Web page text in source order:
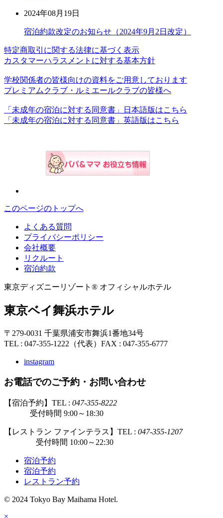
2024年08月19日
宿泊約款改定のお知らせ（2024年9月2日改定）
特定商取引に関する法律に基づく表示
カスタマーハラスメントに対する基本方針
学校関係者の皆様向けの資料をご用意しております
プレミアムクラブ・ルミエールクラブの皆様へ
「未成年の宿泊に対する同意書」日本語版はこちら
「未成年の宿泊に対する同意書」英語版はこちら
このページのトップへ
よくある質問
プライバシーポリシー
会社概要
リクルート
宿泊約款
東京ディズニーリゾート® オフィシャルホテル
東京ベイ舞浜ホテル
〒279-0031 千葉県浦安市舞浜1番地34号
TEL : 047-355-1222（代表） FAX : 047-355-6777
instagram
お電話でのご予約・お問い合わせ
【宿泊予約】TEL : 047-355-8222
受付時間 9:00～18:30
【レストラン ファインテラス】TEL : 047-355-1207
受付時間 10:00～22:30
宿泊予約
宿泊予約
レストラン予約
© 2024 Tokyo Bay Maihama Hotel.
×